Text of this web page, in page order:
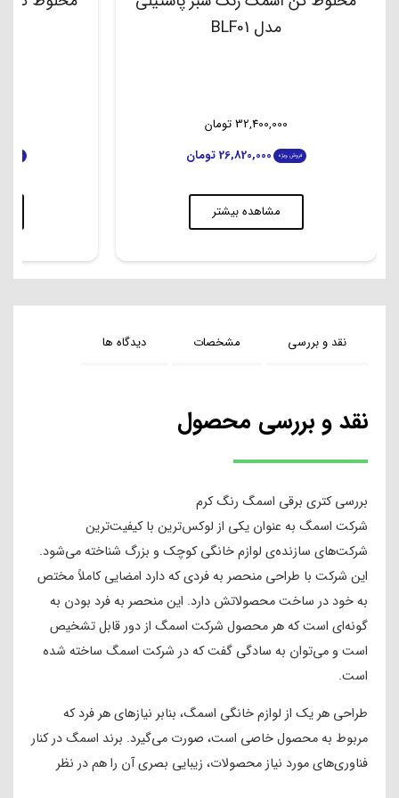
مدل BLF01
32,400,000 تومان
فروش ویژه 26,820,000 تومان
مشاهده بیشتر
فروش
نقد و بررسی مشخصات دیدگاه ها
نقد و بررسی محصول
بررسی کتری برقی اسمگ رنگ کرم
شرکت اسمگ به عنوان یکی از لوکس‌ترین با کیفیت‌ترین
شرکت‌های سازنده‌ی لوازم خانگی کوچک و بزرگ شناخته می‌شود.
این شرکت با طراحی منحصر به فردی که دارد امضایی کاملاً مختص
به خود در ساخت محصولاتش دارد. این منحصر به فرد بودن به
گونه‌ای است که هر محصول شرکت اسمگ از دور قابل تشخیص
است و می‌توان به سادگی گفت که در شرکت اسمگ ساخته شده
است.
طراحی هر یک از لوازم خانگی اسمگ، بنابر نیازهای هر فرد که
مربوط به محصول خاصی است، صورت می‌گیرد. برند اسمگ در کنار
فناوری‌های مورد نیاز محصولات، زیبایی بصری آن را هم در نظر